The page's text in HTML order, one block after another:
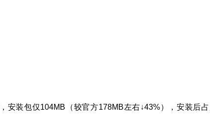
装包仅104MB（较官方178MB左右↓43%），安装后